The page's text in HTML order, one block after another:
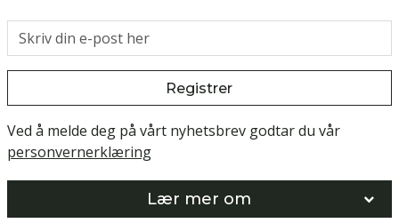
Registrer
Ved å melde deg på vårt nyhetsbrev godtar du vår
personvernerklæring
Lær mer om